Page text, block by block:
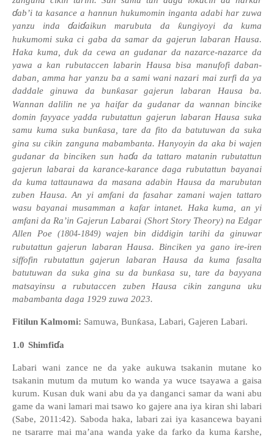
ɗab’i ta kasance a hannun hukumomin inganta adabi har zuwa
yanzu indaɗaiɗaikun marubuta da ƙungiyoyi da kuma
hukumomi suka ci gaba da samar da gajerun labaran Hausa.
Haka kuma, duk da cewa an gudanar da nazarce-nazarce da
yawa a kan rubutaccen labarin Hausa bisa manufofi daban-
daban, amma har yanzu ba a sami wani nazari mai zurfi da ya
daddale ginuwa da bunƙasar gajerun labaran Hausa ba.
Wannan dalilin ne ya haifar da gudanar da wannan bincike
domin fayyace yadda rubutattun gajerun labaran Hausa suka
samu kuma suka bunƙasa, tare da fito da batutuwan da suka
gina su cikin zanguna mabambanta. Hanyoyin da aka bi wajen
gudanar da binciken sun haɗa da tattaro matanin rubutattun
gajerun labarai da karance-karance daga rubutattun bayanai
da kuma tattaunawa da masana adabin Hausa da marubutan
zuben Hausa. An yi amfani da fasahar zamani wajen tattaro
wasu bayanai musamman a kafar intanet. Haka kuma, an yi
amfani da Ra’in Gajerun Labarai (Short Story Theory) na Edgar
Allen Poe (1804-1849)wajen bin diddigin tarihi da ginuwar
rubutattun gajerun labaran Hausa. Binciken ya gano ire-iren
siffofin rubutattun gajerun labaran Hausa da kuma fasalta
batutuwan da suka gina su da bunƙasa su, tare da bayyana
matsayinsu a rubutaccen zuben Hausa cikin zanguna uku
mabambanta daga 1929 zuwa 2023.
Fitilun Kalmomi: Samuwa, Bunƙasa, Labari, Gajeren Labari.
1.0 Shimfiɗa
Labari wani zance ne da yake aukuwa tsakanin mutane ko
tsakanin mutum da mutum ko wanda ya wuce tsayawa a gaisa
kurum. Kusan duk wani abu da ya danganci samar da wani abu
game da wani lamari mai tsawo ko gajere ana iya kiran shi labari
(Sabe, 2011:42). Saboda haka, labari zai iya kasancewa bayani
ne tsararre mai ma’ana wanda yake da farko da kuma ƙarshe,